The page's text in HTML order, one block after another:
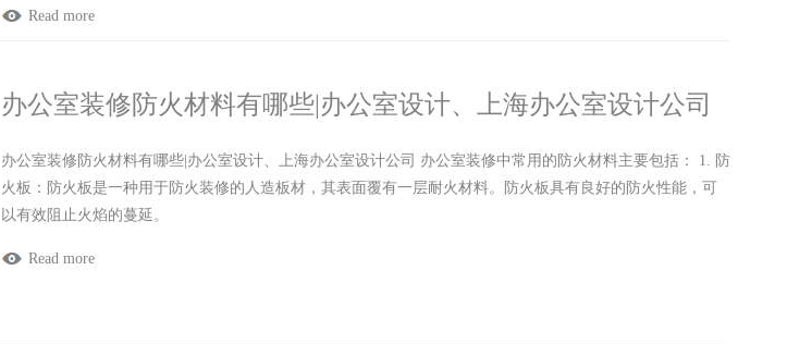
Read more
办公室装修防火材料有哪些|办公室设计、上海办公室设计公司
办公室装修防火材料有哪些|办公室设计、上海办公室设计公司 办公室装修中常用的防火材料主要包括： 1. 防
火板：防火板是一种用于防火装修的人造板材，其表面覆有一层耐火材料。防火板具有良好的防火性能，可
以有效阻止火焰的蔓延。
Read more